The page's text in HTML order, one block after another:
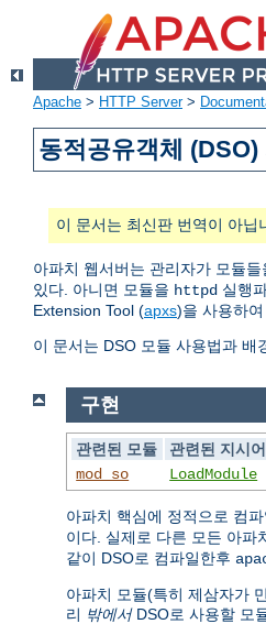
Apache > HTTP Server>
동적공유객체 (DSO)
이 문서는 최신판 번역이 아
아파치 웹서버는 관리자가 모듈
있다. 아니면 모듈을 httpd 실행
Extension Tool (apxs)을 사용하
이 문서는 DSO 모듈 사용법과 배
구현
관련된 모듈
관련된 지시어
mod_so
LoadModule
아파치 핵심에 정적으로 컴
이다. 실제로 다른 모든 아파
같이 DSO로 컴파일한후
아파치 모듈(특히 제삼자가
리 밖에서DSO로 사용할 모